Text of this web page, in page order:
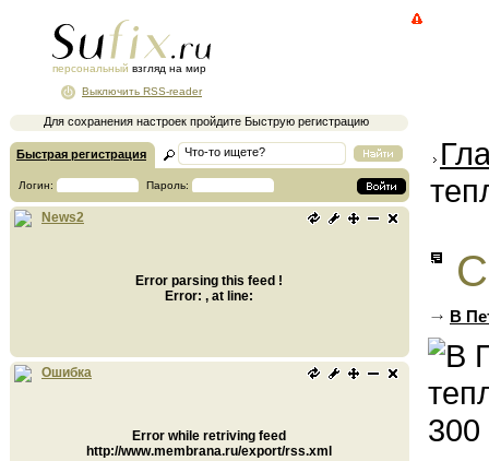
персональный взгляд на мир
Для сохранения настроек пройдите Быструю регистрацию
Выключить RSS-reader
Быстрая регистрация
Логин: Пароль:
News2
Error parsing this feed !
Error: , at line:
Ошибка
Error while retriving feed
http://www.membrana.ru/export/rss.xml
В